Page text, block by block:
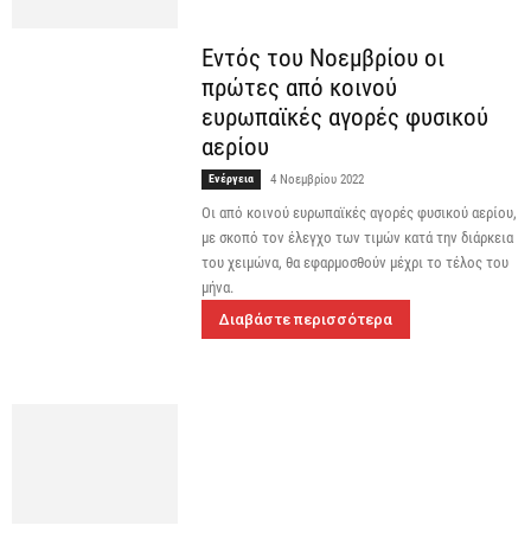
Εντός του Νοεμβρίου οι
πρώτες από κοινού
ευρωπαϊκές αγορές φυσικού
αερίου
Ενέργεια 4 Νοεμβρίου 2022
Οι από κοινού ευρωπαϊκές αγορές φυσικού αερίου,
με σκοπό τον έλεγχο των τιμών κατά την διάρκεια
του χειμώνα, θα εφαρμοσθούν μέχρι το τέλος του
μήνα.
Διαβάστε περισσότερα